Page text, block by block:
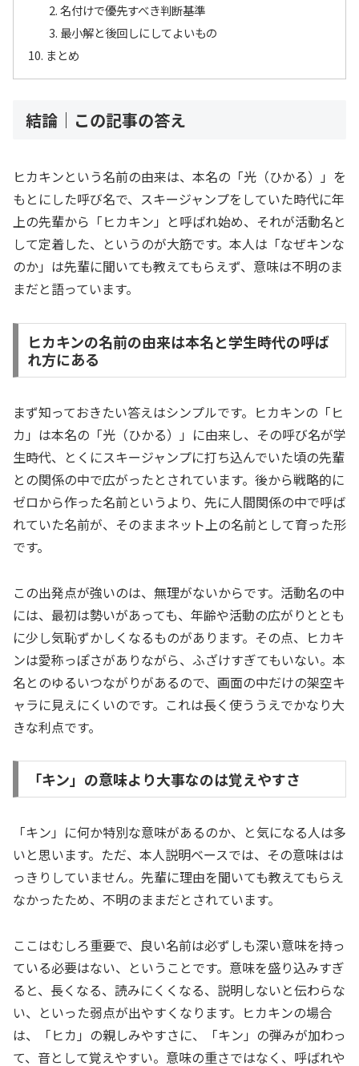
名付けで優先すべき判断基準
最小解と後回しにしてよいもの
まとめ
結論｜この記事の答え
ヒカキンという名前の由来は、本名の「光（ひかる）」を
もとにした呼び名で、スキージャンプをしていた時代に年
上の先輩から「ヒカキン」と呼ばれ始め、それが活動名と
して定着した、というのが大筋です。本人は「なぜキンな
のか」は先輩に聞いても教えてもらえず、意味は不明のま
まだと語っています。
ヒカキンの名前の由来は本名と学生時代の呼ば
れ方にある
まず知っておきたい答えはシンプルです。ヒカキンの「ヒ
カ」は本名の「光（ひかる）」に由来し、その呼び名が学
生時代、とくにスキージャンプに打ち込んでいた頃の先輩
との関係の中で広がったとされています。後から戦略的に
ゼロから作った名前というより、先に人間関係の中で呼ば
れていた名前が、そのままネット上の名前として育った形
です。
この出発点が強いのは、無理がないからです。活動名の中
には、最初は勢いがあっても、年齢や活動の広がりととも
に少し気恥ずかしくなるものがあります。その点、ヒカキ
ンは愛称っぽさがありながら、ふざけすぎてもいない。本
名とのゆるいつながりがあるので、画面の中だけの架空キ
ャラに見えにくいのです。これは長く使ううえでかなり大
きな利点です。
「キン」の意味より大事なのは覚えやすさ
「キン」に何か特別な意味があるのか、と気になる人は多
いと思います。ただ、本人説明ベースでは、その意味はは
っきりしていません。先輩に理由を聞いても教えてもらえ
なかったため、不明のままだとされています。
ここはむしろ重要で、良い名前は必ずしも深い意味を持っ
ている必要はない、ということです。意味を盛り込みすぎ
ると、長くなる、読みにくくなる、説明しないと伝わらな
い、といった弱点が出やすくなります。ヒカキンの場合
は、「ヒカ」の親しみやすさに、「キン」の弾みが加わっ
て、音として覚えやすい。意味の重さではなく、呼ばれや